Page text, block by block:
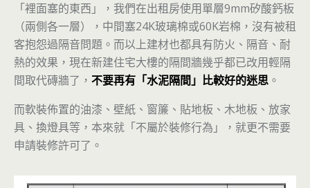
「裡面塞的東西」，我們在出租房使用單層9mm矽酸鈣板
（兩側各一層），中間塞24K玻璃棉或60K岩棉，沒有被租
客抱怨過隔音問題。而以上建材也都具有防火 、隔音、耐
熱的效果，現在新建住宅大樓的隔間牆幾乎都已改用輕隔
間取代磚牆了， 不要再有「水泥隔間」比較好的迷思 。
而軟裝佈置的油漆、壁紙、窗簾、貼地板、木地板、放家
具、換燈具等，本來就「不屬於裝修行為」，就更不需要
申請裝修許可了。